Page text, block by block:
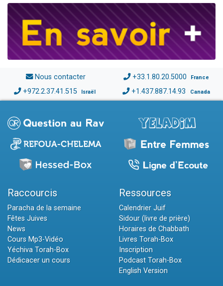
Nous contacter +33.1.80.20.5000 France
+972.2.37.41.515 Israël +1.437.887.14.93 Canada
Raccourcis
Paracha de la semaine
Fêtes Juives
News
Cours Mp3-Vidéo
Yéchiva Torah-Box
Dédicacer un cours
Ressources
Calendrier Juif
Sidour (livre de prière)
Horaires de Chabbath
Livres Torah-Box
Inscription
Podcast Torah-Box
English Version